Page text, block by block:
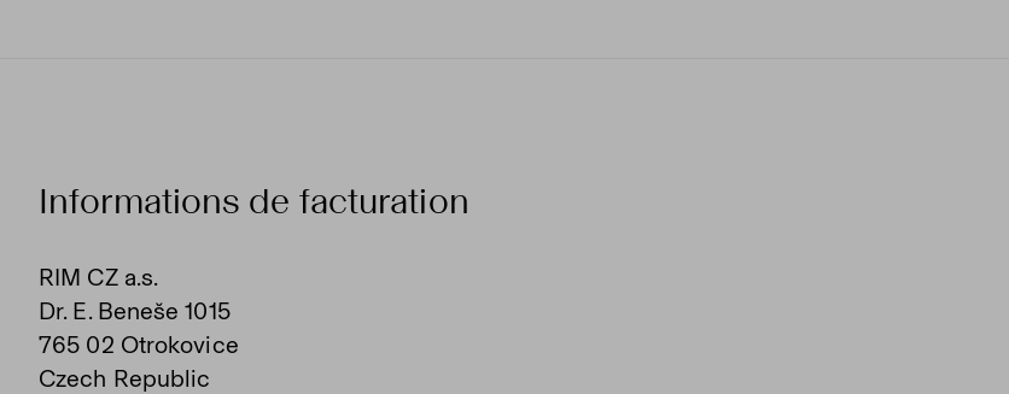
Informations de facturation
RIM CZ a.s.
Dr. E. Beneše 1015
765 02 Otrokovice
Czech Republic